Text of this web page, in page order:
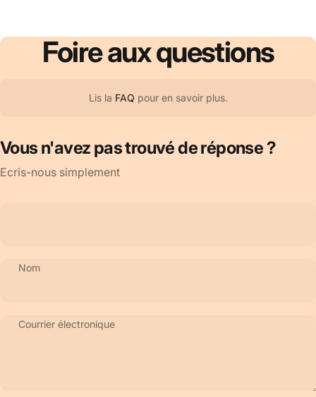
Foireauxquestions
Lis la FAQ pour en savoir plus.
Vous n'avez pas trouvé de réponse ?
Ecris-nous simplement
Nom
Courrier électronique